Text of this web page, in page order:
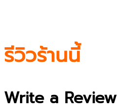
รีวิวร้านนี้
Write a Review